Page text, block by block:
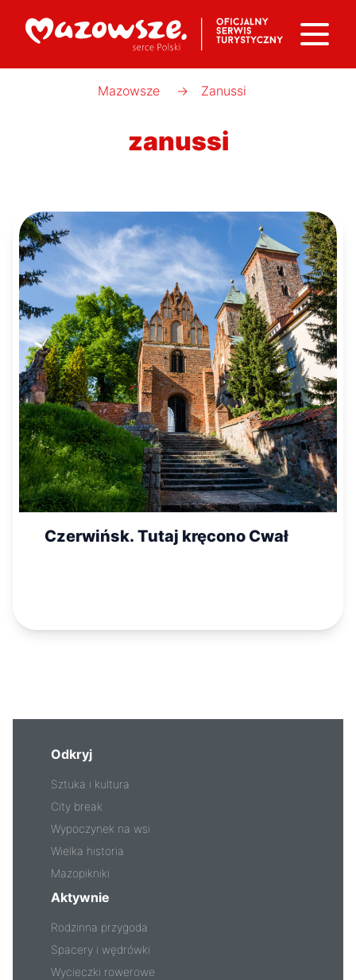
Mazowsze → Zanussi
zanussi
Czerwińsk. Tutaj kręcono Cwał
Odkryj
Sztuka i kultura
City break
Wypoczynek na wsi
Wielka historia
Mazopikniki
Aktywnie
Rodzinna przygoda
Spacery i wędrówki
Wycieczki rowerowe